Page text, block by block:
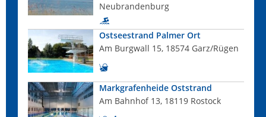
Neubrandenburg
Ostseestrand Palmer Ort
Am Burgwall 15, 18574 Garz/Rügen
Markgrafenheide Oststrand
Am Bahnhof 13, 18119 Rostock